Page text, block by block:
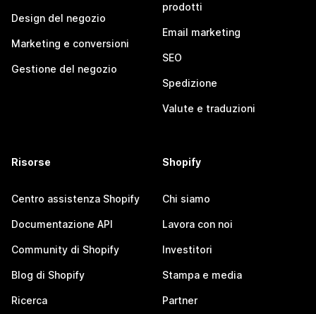
Design del negozio
Marketing e conversioni
Gestione del negozio
prodotti
Email marketing
SEO
Spedizione
Valute e traduzioni
Risorse
Centro assistenza Shopify
Documentazione API
Community di Shopify
Blog di Shopify
Ricerca
Shopify
Chi siamo
Lavora con noi
Investitori
Stampa e media
Partner